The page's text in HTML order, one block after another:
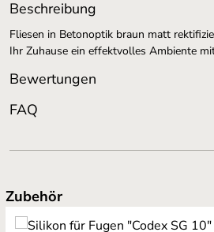
Beschreibung
Fliesen in Betonoptik braun matt
Ihr Zuhause ein effektvolles Ambiente
Bewertungen
FAQ
Produktgalerie überspringen
Zubehör